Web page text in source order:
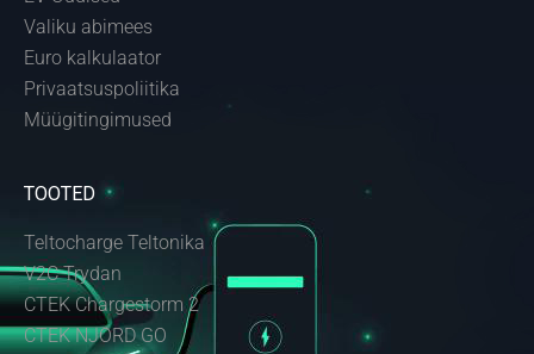
Valiku abimees
Euro kalkulaator
Privaatsuspoliitika
Müügitingimused
TOOTED
Teltocharge Teltonika
V2C Trydan
CTEK Chargestorm 2
CTEK NJORD GO